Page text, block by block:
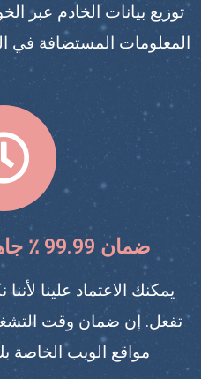
توزيع بيانات الخادم عبر
المعلومات المستضافة في
يمكنك الاعتماد علينا
مواقع الويب الخاصة